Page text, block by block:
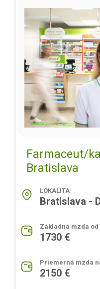
Farmaceut/
Bratislava
LOKALITA
Bratislava -
Základná mzda od
1730 €
Priemerná mzda
2150 €